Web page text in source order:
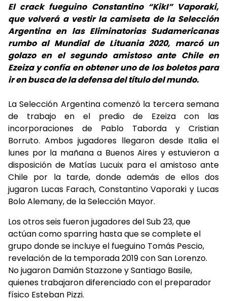
El crack fueguino Constantino “KikI” Vaporaki,
que volverá a vestir la camiseta de la Selección
Argentina en las Eliminatorias Sudamericanas
rumbo al Mundial de Lituania 2020, marcó un
golazo en el segundo amistoso ante Chile en
Ezeiza y confía en obtener uno de los boletos para
ir en busca de la defensa del título del mundo.
La Selección Argentina comenzó la tercera semana
de trabajo en el predio de Ezeiza con las
incorporaciones de Pablo Taborda y Cristian
Borruto. Ambos jugadores llegaron desde Italia el
lunes por la mañana a Buenos Aires y estuvieron a
disposición de Matías Lucuix para el amistoso ante
Chile por la tarde, donde además de ellos dos
jugaron Lucas Farach, Constantino Vaporaki y Lucas
Bolo Alemany, de la Selección Mayor.
Los otros seis fueron jugadores del Sub 23, que
actúan como sparring hasta que se complete el
grupo donde se incluye el fueguino Tomás Pescio,
revelación de la temporada 2019 con San Lorenzo.
No jugaron Damián Stazzone y Santiago Basile,
quienes trabajaron diferenciado con el preparador
físico Esteban Pizzi.